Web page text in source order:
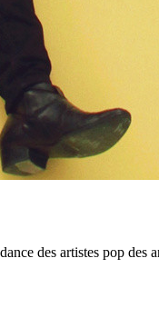
des artistes pop des